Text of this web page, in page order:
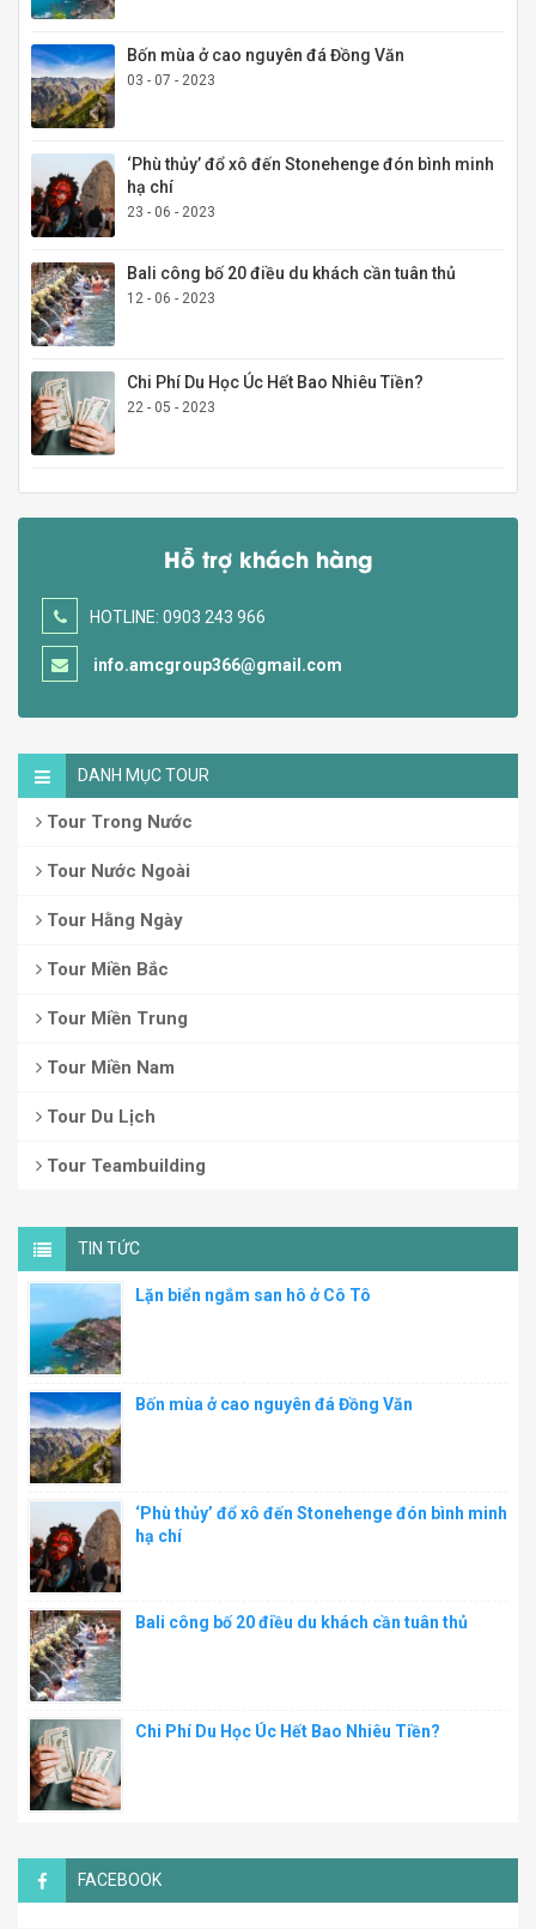
Bốn mùa ở cao nguyên đá Đồng Văn
03 - 07 - 2023
‘Phù thủy’ đổ xô đến Stonehenge đón bình minh
hạ chí
23 - 06 - 2023
Bali công bố 20 điều du khách cần tuân thủ
12 - 06 - 2023
Chi Phí Du Học Úc Hết Bao Nhiêu Tiền?
22 - 05 - 2023
Hỗ trợ khách hàng
HOTLINE: 0903 243 966
info.amcgroup366@gmail.com
DANH MỤC TOUR
Tour Trong Nước
Tour Nước Ngoài
Tour Hằng Ngày
Tour Miền Bắc
Tour Miền Trung
Tour Miền Nam
Tour Du Lịch
Tour Teambuilding
TIN TỨC
Lặn biển ngắm san hô ở Cô Tô
Bốn mùa ở cao nguyên đá Đồng Văn
‘Phù thủy’ đổ xô đến Stonehenge đón bình minh
hạ chí
Bali công bố 20 điều du khách cần tuân thủ
Chi Phí Du Học Úc Hết Bao Nhiêu Tiền?
FACEBOOK